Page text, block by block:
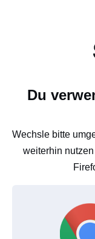
Du
Wechsle bitte
weiterhin